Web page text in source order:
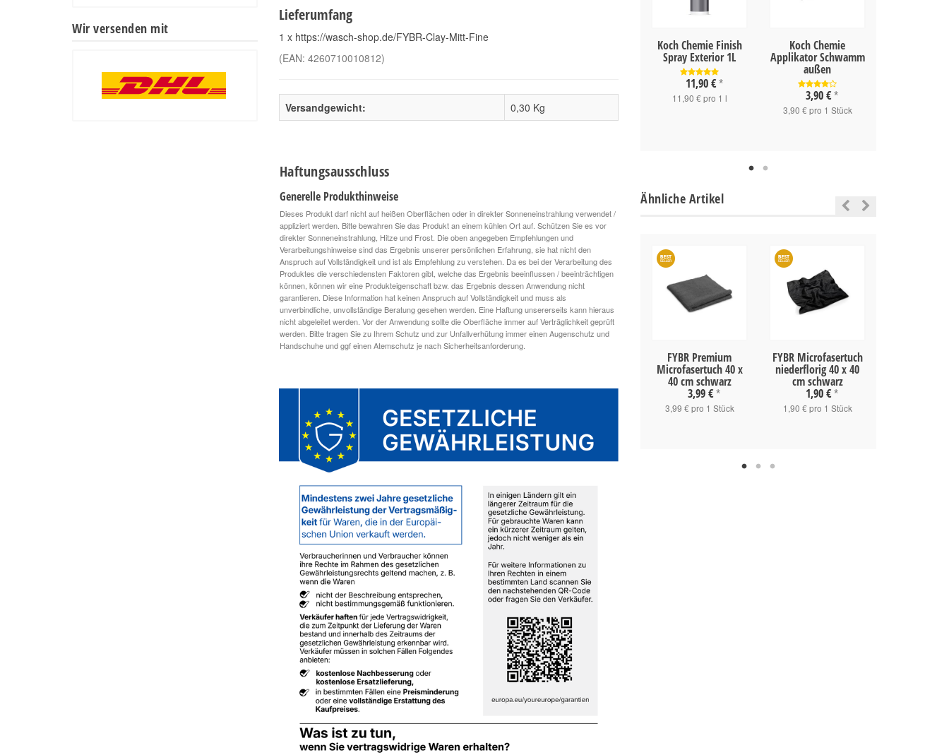
Lieferumfang
1 x https://wasch-shop.de/FYBR-Clay-Mitt-Fine
(EAN: 4260710010812)
Versandgewicht: 0,30 Kg
Haftungsausschluss
Generelle Produkthinweise
Dieses Produkt darf nicht auf heißen Oberflächen oder in direkter Sonneneinstrahlung verwendet /
appliziert werden. Bitte bewahren Sie das Produkt an einem kühlen Ort auf. Schützen Sie es vor
direkter Sonneneinstrahlung, Hitze und Frost. Die oben angegeben Empfehlungen und
Verarbeitungshinweise sind das Ergebnis unserer persönlichen Erfahrung, sie hat nicht den
Anspruch auf Vollständigkeit und ist als Empfehlung zu verstehen. Da es bei der Verarbeitung des
Produktes die verschiedensten Faktoren gibt, welche das Ergebnis beeinflussen / beeinträchtigen
können, können wir eine Produkteigenschaft bzw. das Ergebnis dessen Anwendung nicht
garantieren. Diese Information hat keinen Anspruch auf Vollständigkeit und muss als
unverbindliche, unvollständige Beratung gesehen werden. Eine Haftung unsererseits kann hieraus
nicht abgeleitet werden. Vor der Anwendung sollte die Oberfläche immer auf Verträglichkeit geprüft
werden. Bitte tragen Sie zu Ihrem Schutz und zur Unfallverhütung immer einen Augenschutz und
Handschuhe und ggf einen Atemschutz je nach Sicherheitsanforderung.
Koch Chemie Spray
59,20 € pro 1 l
36,90 € pro 1 Stück
Koch Chemie Finish
Spray Exterior 1L
11,90 € *
11,90 € pro 1 l
Koch Chemie
Applikator Schwamm
außen
3,90 € *
3,90 € pro 1 Stück
Ähnliche Artikel
1,90 € pro 1 Stück
FYBR Premium
Microfasertuch 40 x
40 cm schwarz
3,99 € *
3,99 € pro 1 Stück
FYBR Microfasertuch
niederflorig 40 x 40
cm schwarz
1,90 € *
1,90 € pro 1 Stück
Wir versenden mit